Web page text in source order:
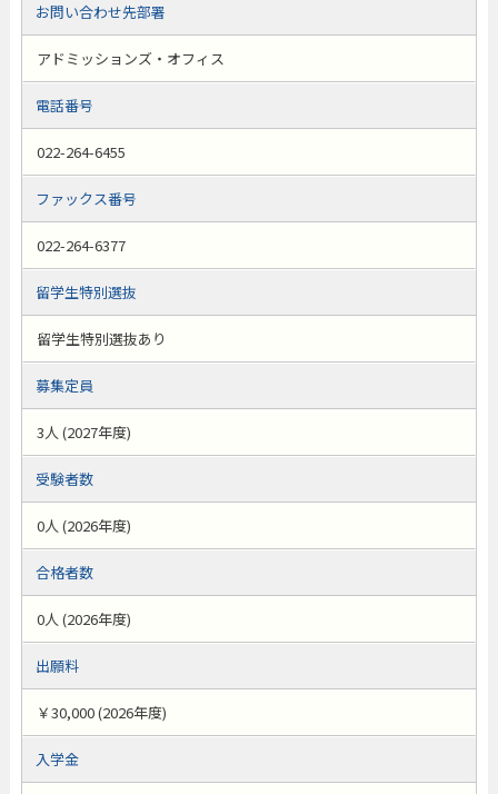
お問い合わせ先部署
アドミッションズ・オフィス
電話番号
022-264-6455
ファックス番号
022-264-6377
留学生特別選抜
留学生特別選抜あり
募集定員
3人 (2027年度)
受験者数
0人 (2026年度)
合格者数
0人 (2026年度)
出願料
￥30,000 (2026年度)
入学金